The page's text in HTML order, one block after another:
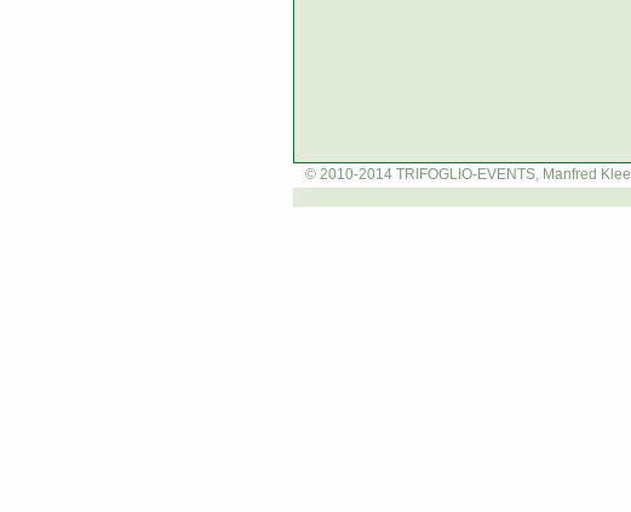
© 2010-2014 TRIFOGLIO-EVENTS, Manfred Klee